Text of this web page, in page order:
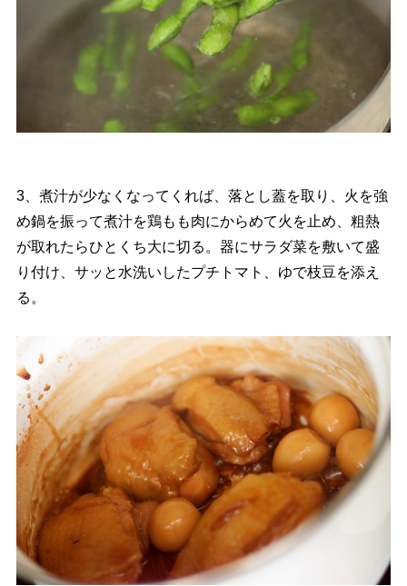
3、煮汁が少なくなってくれば、落とし蓋を取り、火を強
め鍋を振って煮汁を鶏もも肉にからめて火を止め、粗熱
が取れたらひとくち大に切る。器にサラダ菜を敷いて盛
り付け、サッと水洗いしたプチトマト、ゆで枝豆を添え
る。